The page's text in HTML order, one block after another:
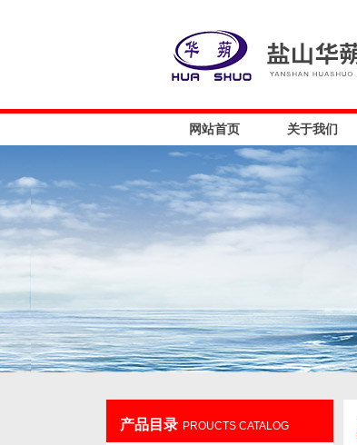
网站首页 关于我们
产品目录 PROUCTS CATALOG